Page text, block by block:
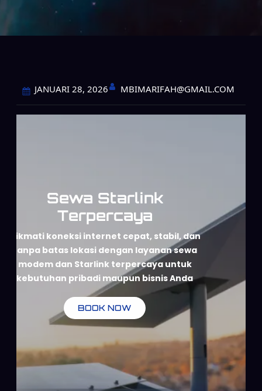
JANUARI 28, 2026 MBIMARIFAH@GMAIL.COM
Sewa Starlink
Terpercaya
Nikmati koneksi internet cepat, stabil, dan
tanpa batas lokasi dengan layanan sewa
modem dan Starlink terpercaya untuk
kebutuhan pribadi maupun bisnis Anda
BOOK NOW